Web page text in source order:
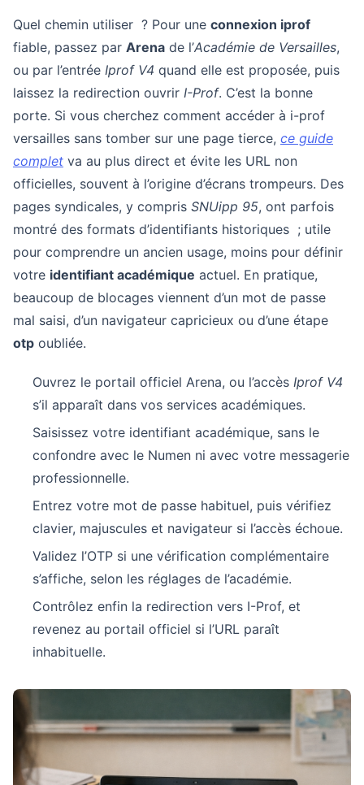
Quel chemin utiliser ? Pour une connexion iprof
fiable, passez par Arena de l’Académie de Versailles,
ou par l’entrée Iprof V4 quand elle est proposée, puis
laissez la redirection ouvrir I-Prof. C’est la bonne
porte. Si vous cherchez comment accéder à i-prof
versailles sans tomber sur une page tierce, ce guide
complet va au plus direct et évite les URL non
officielles, souvent à l’origine d’écrans trompeurs. Des
pages syndicales, y compris SNUipp 95, ont parfois
montré des formats d’identifiants historiques ; utile
pour comprendre un ancien usage, moins pour définir
votre identifiant académique actuel. En pratique,
beaucoup de blocages viennent d’un mot de passe
mal saisi, d’un navigateur capricieux ou d’une étape
otp oubliée.
Ouvrez le portail officiel Arena, ou l’accès Iprof V4
s’il apparaît dans vos services académiques.
Saisissez votre identifiant académique, sans le
confondre avec le Numen ni avec votre messagerie
professionnelle.
Entrez votre mot de passe habituel, puis vérifiez
clavier, majuscules et navigateur si l’accès échoue.
Validez l’OTP si une vérification complémentaire
s’affiche, selon les réglages de l’académie.
Contrôlez enfin la redirection vers I-Prof, et
revenez au portail officiel si l’URL paraît
inhabituelle.